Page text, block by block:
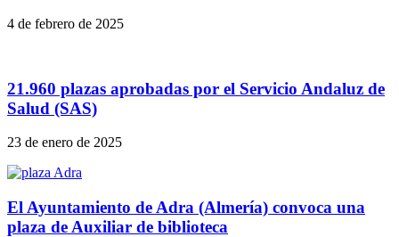
4 de febrero de 2025
21.960 plazas aprobadas por el Servicio Andaluz de
Salud (SAS)
23 de enero de 2025
El Ayuntamiento de Adra (Almería) convoca una
plaza de Auxiliar de biblioteca